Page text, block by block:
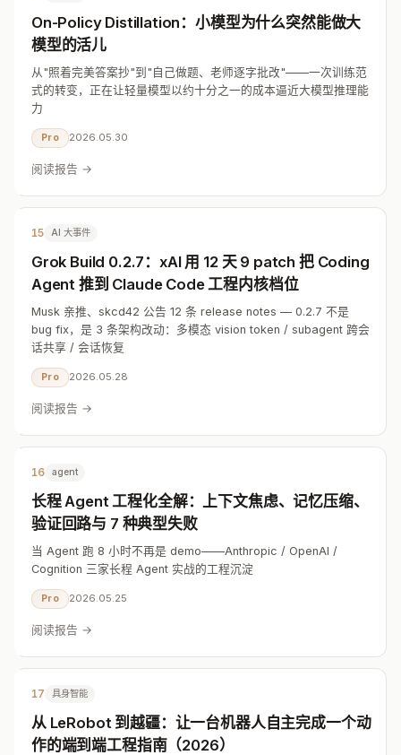
On-Policy Distillation：小模型为什么突然能做大
模型的活儿
从"照着完美答案抄"到"自己做题、老师逐字批改"——一次训练范
式的转变，正在让轻量模型以约十分之一的成本逼近大模型推理能
力
Pro 2026.05.30
阅读报告 →
15 AI 大事件
Grok Build 0.2.7：xAI 用 12 天 9 patch 把 Coding
Agent 推到 Claude Code 工程内核档位
Musk 亲推、skcd42 公告 12 条 release notes — 0.2.7 不是
bug fix，是 3 条架构改动：多模态 vision token / subagent 跨会
话共享 / 会话恢复
Pro 2026.05.28
阅读报告 →
16 agent
长程 Agent 工程化全解：上下文焦虑、记忆压缩、
验证回路与 7 种典型失败
当 Agent 跑 8 小时不再是 demo——Anthropic / OpenAI /
Cognition 三家长程 Agent 实战的工程沉淀
Pro 2026.05.25
阅读报告 →
17 具身智能
从 LeRobot 到越疆：让一台机器人自主完成一个动
作的端到端工程指南（2026）